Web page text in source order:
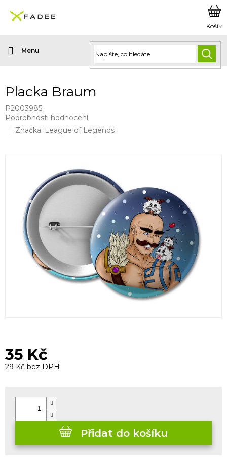
obsah
Placka Braum
P2003985
Průměrné
hodnocení
hvězdiček.
Podrobnosti hodnocení
Značka: League of Legends
35 Kč
29 Kč bez DPH
Přidat do košíku